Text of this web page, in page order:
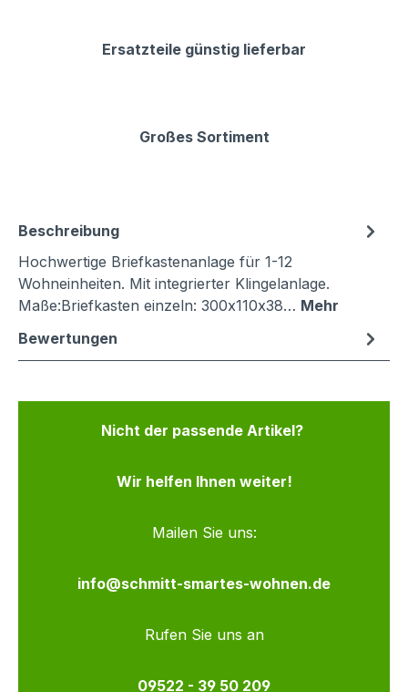
Ersatzteile günstig lieferbar
Großes Sortiment
Beschreibung
Hochwertige Briefkastenanlage für 1-12
Wohneinheiten. Mit integrierter Klingelanlage.
Maße:Briefkasten einzeln: 300x110x38… Mehr
Bewertungen
Nicht der passende Artikel?
Wir helfen Ihnen weiter!
Mailen Sie uns:
info@schmitt-smartes-wohnen.de
Rufen Sie uns an
09522 - 39 50 209